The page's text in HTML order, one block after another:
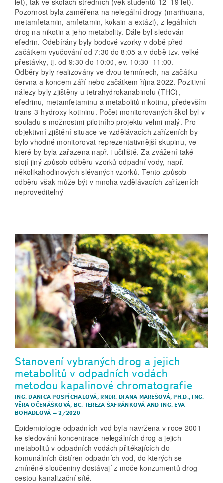
Pozornost byla zaměřena na nelegální drogy (marihuana,
metamfetamin, amfet­amin, kokain a extázi), z legálních
drog na nikotin a jeho metabolity. Dále byl sledován
efedrin. Odebírány byly bodové vzorky v době před
začátkem vyučování od 7:30 do 8:05 a v době tzv. velké
přestávky, tj. od 9:30 do 10:00, ev. 10:30–11:00.
Odběry byly realizovány ve dvou termínech, na začátku
června a koncem září nebo začátkem října 2022. Pozitivní
nálezy byly zjištěny u tetrahydrokanabinolu (THC),
efedrinu, metamfetaminu a metabolitů nikotinu, především
trans-3-hydroxy-kotininu. Počet monitorovaných škol byl v
souladu s možnostmi pilotního projektu velmi malý. Pro
objektivní zjištění situace ve vzdělávacích zařízeních by
bylo vhodné monitorovat reprezentativnější skupinu, ve
které by byla zařazena např. i učiliště. Za zvážení také
stojí jiný způsob odběru vzorků odpadní vody, např.
několikahodinových slévaných vzorků. Tento způsob
odběru však může být v mnoha vzdělávacích zařízeních
neproveditelný
Stanovení vybraných drog a jejich
metabolitů v odpadních vodách
metodou kapalinové chromatografie
ING. DANICA POSPÍCHALOVÁ, RNDR. DIANA MAREŠOVÁ, PH.D., ING.
VĚRA OČENÁŠKOVÁ, BC. TEREZA ŠAFRÁNKOVÁ AND ING. EVA
BOHADLOVÁ –2/2020
Epidemiologie odpadních vod byla navržena v roce 2001
ke sledování koncentrace nelegálních drog a jejich
metabolitů v odpadních vodách přitékajících do
komunálních čistíren odpadních vod, do kterých se
zmíněné sloučeniny dostávají z moče konzumentů drog
cestou kanalizační sítě.